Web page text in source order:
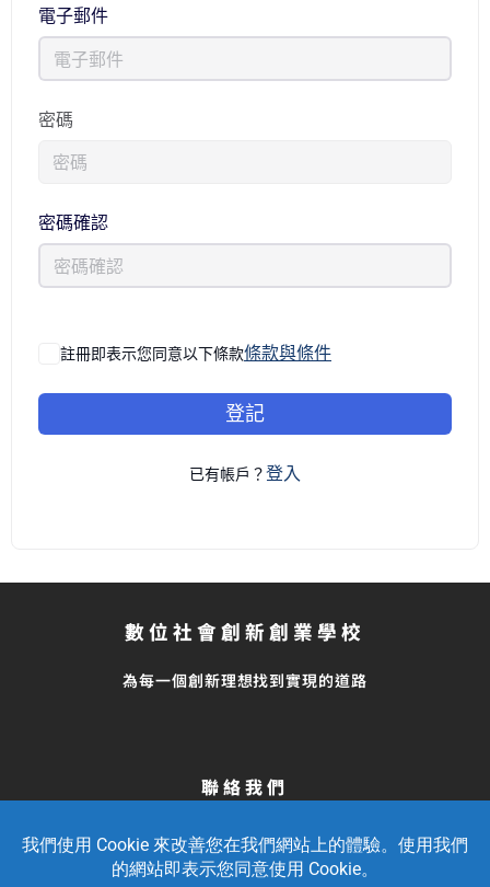
電子郵件
密碼
密碼確認
註冊即表示您同意以下條款條款與條件
登記
已有帳戶？登入
數位社會創新創業學校
為每一個創新理想找到實現的道路
聯絡我們
留言